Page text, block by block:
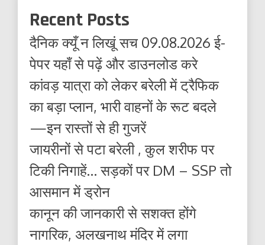
Recent Posts
दैनिक क्यूँ न लिखूं सच 09.08.2026 ई-
पेपर यहाँ से पढ़ें और डाउनलोड करे
कांवड़ यात्रा को लेकर बरेली में ट्रैफिक
का बड़ा प्लान, भारी वाहनों के रूट बदले
—इन रास्तों से ही गुजरें
जायरीनों से पटा बरेली , कुल शरीफ पर
टिकी निगाहें… सड़कों पर DM – SSP तो
आसमान में ड्रोन
कानून की जानकारी से सशक्त होंगे
नागरिक, अलखनाथ मंदिर में लगा